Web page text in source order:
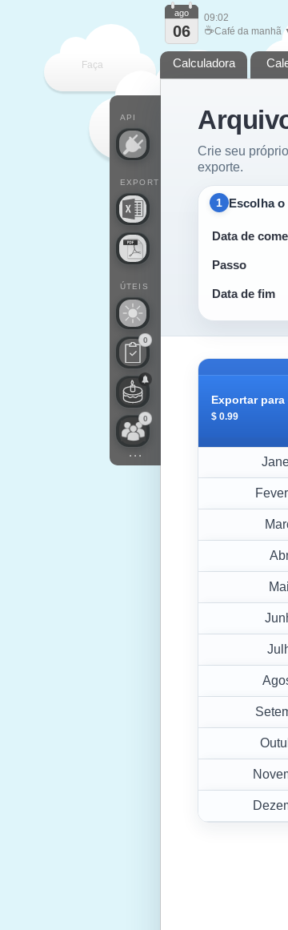
Faça
API
EXPORT
ÚTEIS
0
0
...
ago
06
09:02
☕Café da manhã
Calculadora
Crie seu
exporte.
1 Escolha
Data de
Passo
Data de fim
Exportar para
$ 0.99